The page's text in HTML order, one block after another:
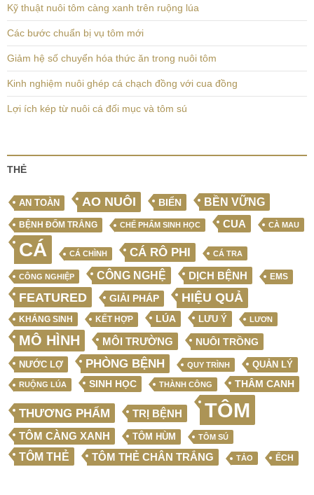
Kỹ thuật nuôi tôm càng xanh trên ruộng lúa
Các bước chuẩn bị vụ tôm mới
Giảm hệ số chuyển hóa thức ăn trong nuôi tôm
Kinh nghiệm nuôi ghép cá chạch đồng với cua đồng
Lợi ích kép từ nuôi cá đối mục và tôm sú
THẺ
AN TOÀN AO NUÔI BIỂN BỀN VỮNG
BỆNH ĐỐM TRẮNG CHẾ PHẨM SINH HỌC CUA CÀ MAU
CÁ CÁ CHÌNH CÁ RÔ PHI CÁ TRA
CÔNG NGHIỆP CÔNG NGHỆ DỊCH BỆNH EMS
FEATURED GIẢI PHÁP HIỆU QUẢ
KHÁNG SINH KẾT HỢP LÚA LƯU Ý LƯƠN
MÔ HÌNH MÔI TRƯỜNG NUÔI TRỒNG
NƯỚC LỢ PHÒNG BỆNH QUY TRÌNH QUẢN LÝ
RUỘNG LÚA SINH HỌC THÀNH CÔNG THÂM CANH
THƯƠNG PHẨM TRỊ BỆNH TÔM
TÔM CÀNG XANH TÔM HÙM TÔM SÚ
TÔM THẺ TÔM THẺ CHÂN TRẮNG TẢO ẾCH